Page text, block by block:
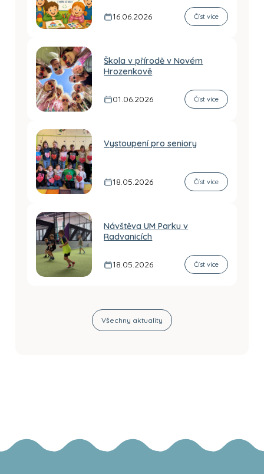
16.06.2026 Číst více
Škola v přírodě v Novém
Hrozenkově
01.06.2026 Číst více
Vystoupení pro seniory
18.05.2026 Číst více
Návštěva UM Parku v
Radvanicích
18.05.2026 Číst více
Všechny aktuality